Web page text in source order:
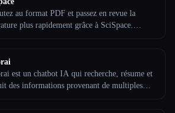
au format PDF et passez en revue la
plus rapidement grâce à SciSpace.
des questions, et extrayez des explications et
est un chatbot IA qui recherche, résume et
des informations provenant de multiples